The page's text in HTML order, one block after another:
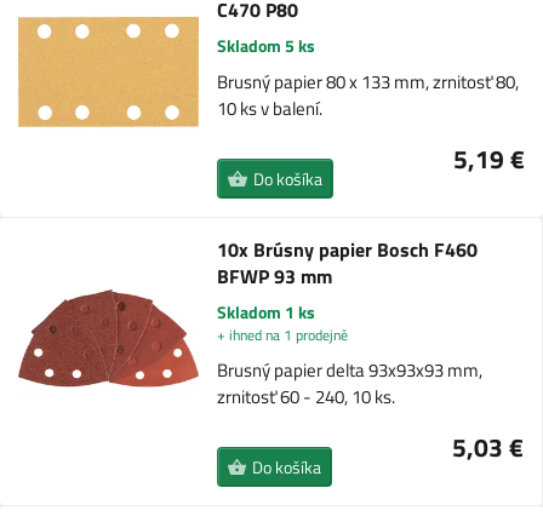
C470 P80
Skladom 5 ks
Brusný papier 80 x 133 mm, zrnitosť 80,
10 ks v balení.
5,19 €
Do košíka
10x Brúsny papier Bosch F460
BFWP 93 mm
Skladom 1 ks
+ ihned na 1 prodejně
Brusný papier delta 93x93x93 mm,
zrnitosť 60 - 240, 10 ks.
5,03 €
Do košíka